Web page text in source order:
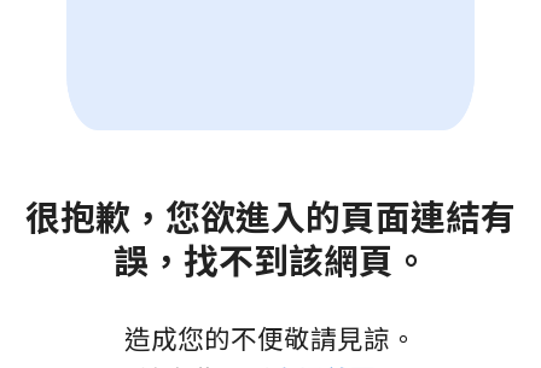
很抱歉，您欲進入的頁面連結有
誤，找不到該網頁。
造成您的不便敬請見諒。